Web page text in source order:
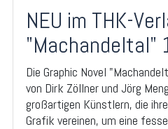
NEU im THK-
"Machandeltal"
Die Graphic Novel
von Dirk Zöllner und Jörg
großartigen Künstlern, die
Grafik vereinen, um eine